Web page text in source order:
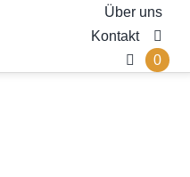
Über uns
Kontakt
0